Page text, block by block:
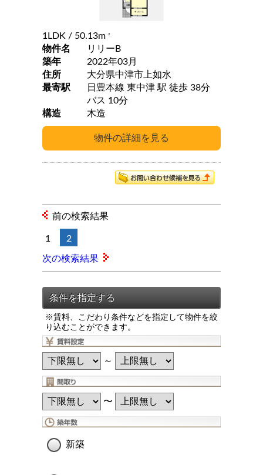
※賃料、こだわり条件などを指定して物件を絞
り込むことができます。
～
〜
新築
1LDK / 50.13m 2
物件名
リリーB
築年
2022年03月
住所
大分県中津市上如水
最寄駅
日豊本線 東中津 駅 徒歩 38分
バス 10分
構造
木造
前の検索結果
1 2
次の検索結果